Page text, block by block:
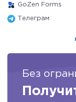
GoZen Forms
Телеграм
Без